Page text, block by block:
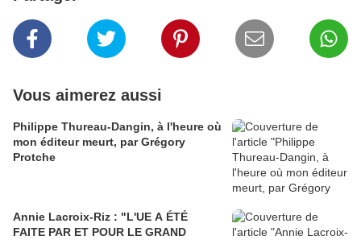
Vous aimerez aussi
Philippe Thureau-Dangin, à l'heure où
mon éditeur meurt, par Grégory
Protche
Annie Lacroix-Riz : "L'UE A ÉTÉ
FAITE PAR ET POUR LE GRAND